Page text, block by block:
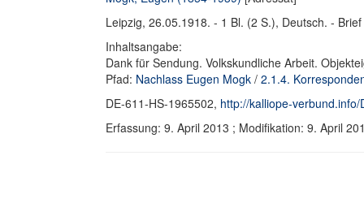
Leipzig, 26.05.1918. - 1 Bl. (2 S.), Deutsch. - Brief
Inhaltsangabe:
Dank für Sendung. Volkskundliche Arbeit.
Pfad: Nachlass Eugen Mogk / 2.1.4.
DE-611-HS-1965502, http://kalliope-
Erfassung: 9. April 2013 ; Modifikation: 9. April